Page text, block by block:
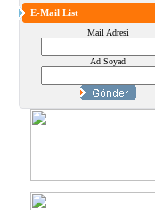
E-Mail List
Mail Adresi
Ad Soyad